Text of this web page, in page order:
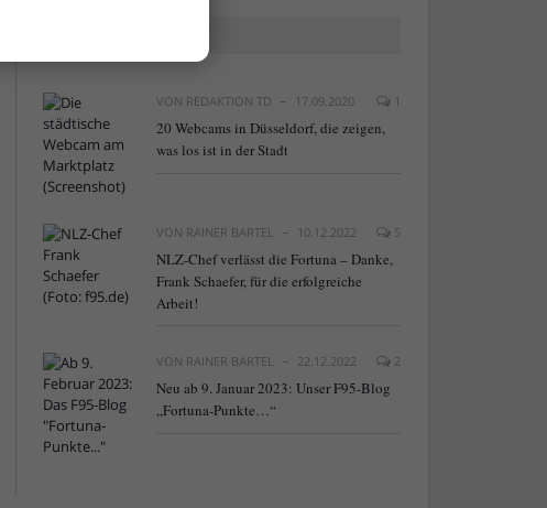
VON REDAKTION TD 17.09.2020 1
20 Webcams in Düsseldorf, die zeigen,
was los ist in der Stadt
VON RAINER BARTEL 10.12.2022 5
NLZ-Chef verlässt die Fortuna – Danke,
Frank Schaefer, für die erfolgreiche
Arbeit!
VON RAINER BARTEL 22.12.2022 2
Neu ab 9. Januar 2023: Unser F95-Blog
„Fortuna-Punkte…“